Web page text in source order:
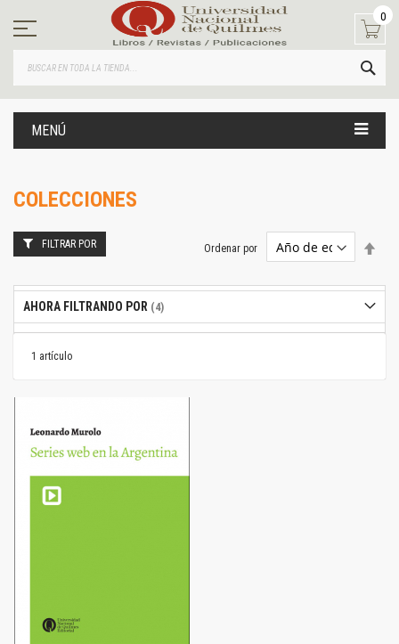
contenido
0
MENÚ
COLECCIONES
1 artículo
Ordenar por
FILTRAR POR
AHORA FILTRANDO POR